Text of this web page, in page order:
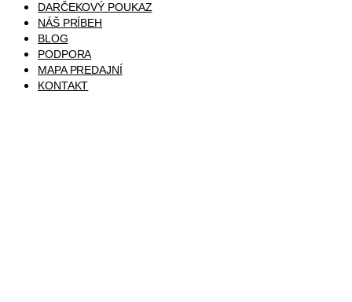
DARČEKOVÝ POUKAZ
NÁŠ PRÍBEH
BLOG
PODPORA
MAPA PREDAJNÍ
KONTAKT